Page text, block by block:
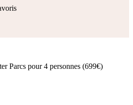
Parcs pour 4 personnes (699€)